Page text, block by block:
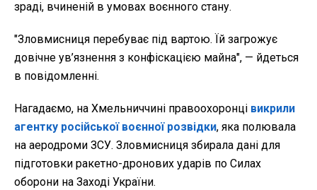
зраді, вчиненій в умовах воєнного стану.
"Зловмисниця перебуває під вартою. Їй загрожує
довічне ув’язнення з конфіскацією майна", — йдеться
в повідомленні.
Нагадаємо, на Хмельниччині правоохоронці викрили
агентку російської воєнної розвідки, яка полювала
на аеродроми ЗСУ. Зловмисниця збирала дані для
підготовки ракетно-дронових ударів по Силах
оборони на Заході України.